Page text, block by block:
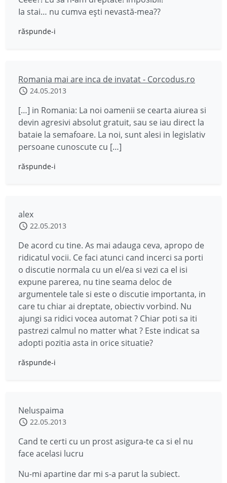
Ia stai… nu cumva ești nevastă-mea??
răspunde-i
Romania mai are inca de invatat - Corcodus.ro
24.05.2013
[…] in Romania: La noi oamenii se cearta aiurea si
devin agresivi absolut gratuit, sau se iau direct la
bataie la semafoare. La noi, sunt alesi in legislativ
persoane cunoscute cu […]
răspunde-i
alex
22.05.2013
De acord cu tine. As mai adauga ceva, apropo de
ridicatul vocii. Ce faci atunci cand incerci sa porti
o discutie normala cu un el/ea si vezi ca el isi
expune parerea, nu tine seama deloc de
argumentele tale si este o discutie importanta, in
care tu chiar ai dreptate, obiectiv vorbind. Nu
ajungi sa ridici vocea automat ? Chiar poti sa iti
pastrezi calmul no matter what ? Este indicat sa
adopti pozitia asta in orice situatie?
răspunde-i
Neluspaima
22.05.2013
Cand te certi cu un prost asigura-te ca si el nu
face acelasi lucru
Nu-mi apartine dar mi s-a parut la subiect.